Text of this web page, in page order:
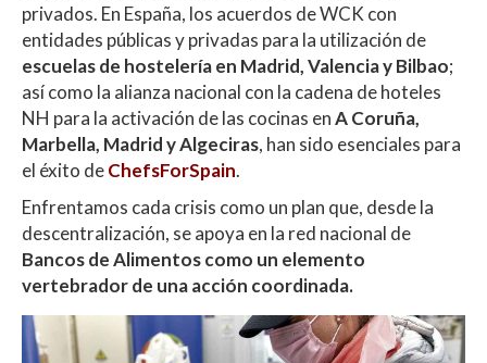
privados. En España, los acuerdos de WCK con
entidades públicas y privadas para la utilización de
escuelas de hostelería en Madrid, Valencia y Bilbao;
así como la alianza nacional con la cadena de hoteles
NH para la activación de las cocinas enA Coruña,
Marbella, Madrid y Algeciras, han sido esenciales para
el éxito deChefsForSpain.
Enfrentamos cada crisis como un plan que, desde la
descentralización, se apoya en la red nacional de
Bancos de Alimentos como un elemento
vertebrador de una acción coordinada.